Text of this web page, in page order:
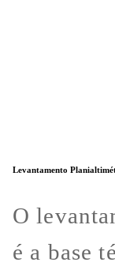
Levantamento
O
é a base